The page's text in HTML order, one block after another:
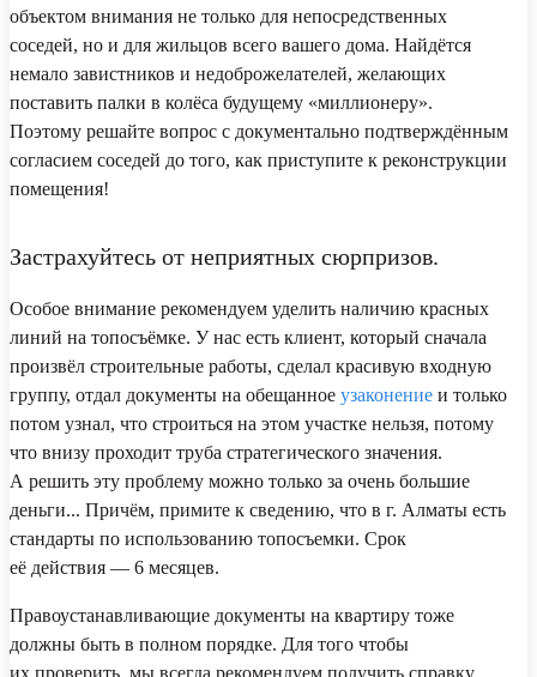
объектом внимания не только для непосредственных
соседей, но и для жильцов всего вашего дома. Найдётся
немало завистников и недоброжелателей, желающих
поставить палки в колёса будущему «миллионеру».
Поэтому решайте вопрос с документально подтверждённым
согласием соседей до того, как приступите к реконструкции
помещения!
Застрахуйтесь от неприятных сюрпризов.
Особое внимание рекомендуем уделить наличию красных
линий на топосъёмке. У нас есть клиент, который сначала
произвёл строительные работы, сделал красивую входную
группу, отдал документы на обещанное узаконение и только
потом узнал, что строиться на этом участке нельзя, потому
что внизу проходит труба стратегического значения.
А решить эту проблему можно только за очень большие
деньги... Причём, примите к сведению, что в г. Алматы есть
стандарты по использованию топосъемки. Срок
её действия — 6 месяцев.
Правоустанавливающие документы на квартиру тоже
должны быть в полном порядке. Для того чтобы